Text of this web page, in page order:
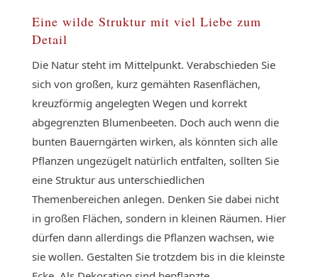
Eine wilde Struktur mit viel Liebe zum
Detail
Die Natur steht im Mittelpunkt. Verabschieden Sie
sich von großen, kurz gemähten Rasenflächen,
kreuzförmig angelegten Wegen und korrekt
abgegrenzten Blumenbeeten. Doch auch wenn die
bunten Bauerngärten wirken, als könnten sich alle
Pflanzen ungezügelt natürlich entfalten, sollten Sie
eine Struktur aus unterschiedlichen
Themenbereichen anlegen. Denken Sie dabei nicht
in großen Flächen, sondern in kleinen Räumen. Hier
dürfen dann allerdings die Pflanzen wachsen, wie
sie wollen. Gestalten Sie trotzdem bis in die kleinste